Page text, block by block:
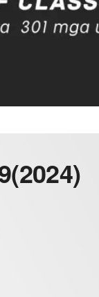
(2024)